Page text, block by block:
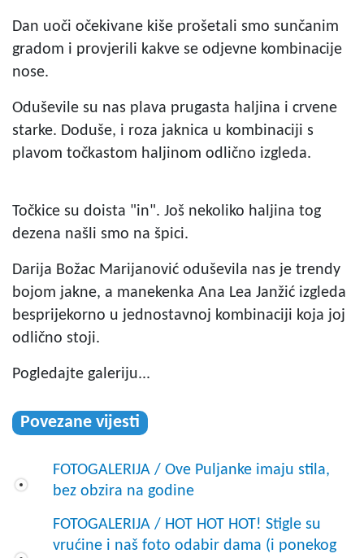
Dan uoči očekivane kiše prošetali smo sunčanim
gradom i provjerili kakve se odjevne kombinacije
nose.
Oduševile su nas plava prugasta haljina i crvene
starke. Doduše, i roza jaknica u kombinaciji s
plavom točkastom haljinom odlično izgleda.
Točkice su doista "in". Još nekoliko haljina tog
dezena našli smo na špici.
Darija Božac Marijanović oduševila nas je trendy
bojom jakne, a manekenka Ana Lea Janžić izgleda
besprijekorno u jednostavnoj kombinaciji koja joj
odlično stoji.
Pogledajte galeriju...
Povezane vijesti
FOTOGALERIJA / Ove Puljanke imaju stila,
bez obzira na godine
FOTOGALERIJA / HOT HOT HOT! Stigle su
vrućine i naš foto odabir dama (i ponekog